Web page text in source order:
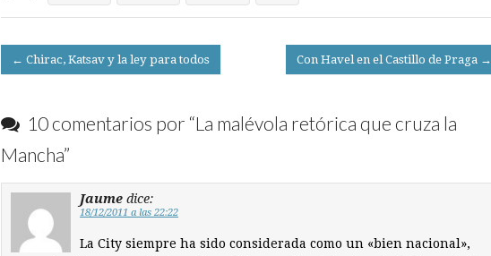
Post
navigation
← Chirac, Katsav y la ley para todos Con Havel en el Castillo de Praga →
10 comentarios por “La malévola retórica que cruza la
Mancha”
Jaume dice:
18/12/2011 a las 22:22
La City siempre ha sido considerada como un «bien nacional»,